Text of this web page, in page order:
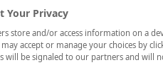
Durres, Albania
Your Privacy
store and/or access information on a
may accept or manage your choices by
will be signaled to our partners and will